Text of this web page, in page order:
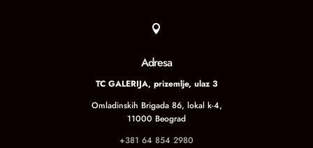

Adresa
TC GALERIJA, prizemlje, ulaz 3
Omladinskih Brigada 86, lokal k-4,
11000 Beograd
+381 64 854 2980